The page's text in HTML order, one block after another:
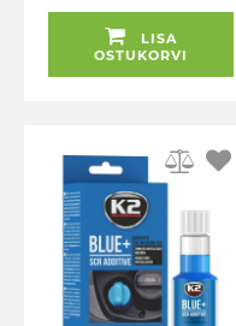
LISA
OSTUKORVI